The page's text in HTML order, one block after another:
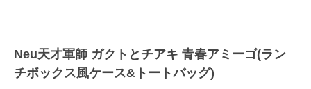
Neu天才軍師 ガクトとチアキ 青春アミーゴ(ラン
チボックス風ケース&トートバッグ)